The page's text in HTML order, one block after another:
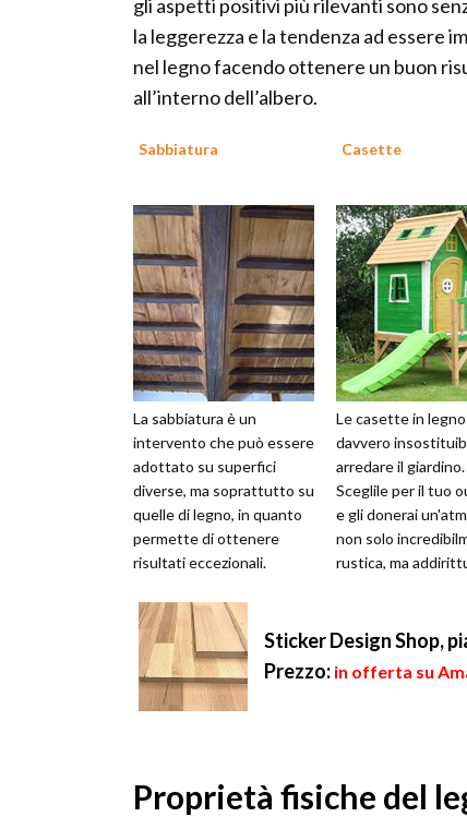
gli aspetti positivi più rilevanti sono
la leggerezza e la tendenza ad
nel legno facendo ottenere un buon
all’interno dell’albero.
Sabbiatura
La sabbiatura è un
intervento che può essere
adottato su superfici
diverse, ma soprattutto su
quelle di legno, in quanto
permette di ottenere
risultati eccezionali.
all'origina...
Casette
Le casette in
davvero
arredare il giardino.
Sceglile per il tuo
e gli donerai
non solo
rustica, ma
Sticker Design Shop,
Prezzo: in offerta su
Proprietà fisiche del